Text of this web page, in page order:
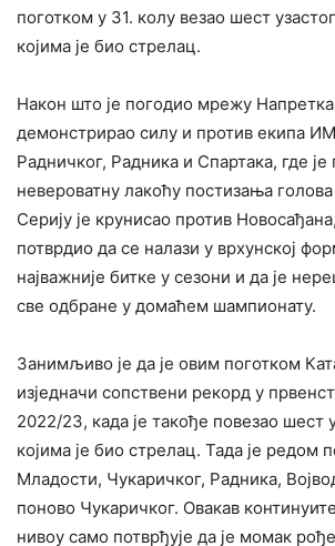
поготком у 31. колу везао шест
којима је био стрелац.
‍Након што је погодио мрежу
демонстрирао силу и против екипа
Радничког, Радника и Спартака, где је
невероватну лакоћу постизања голова
Серију је крунисао против
потврдио да се налази у врхунској
најважније битке у сезони и да је
све одбране у домаћем шампионату.
Занимљиво је да је овим поготком
изједначи сопствени рекорд у
2022/23, када је такође повезао шест
којима је био стрелац. Тада је редом
Младости, Чукаричког, Радника,
поново Чукаричког. Овакав
нивоу само потврђује да је момак